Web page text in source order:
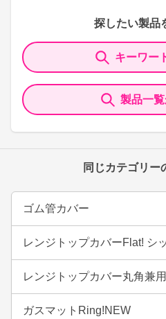
探したい製品
キーワー
製品一
同じカテゴリー
ゴム管カバー
レンジトップカバーFlat! シ
レンジトップカバー丸角兼
ガスマットRing!NEW